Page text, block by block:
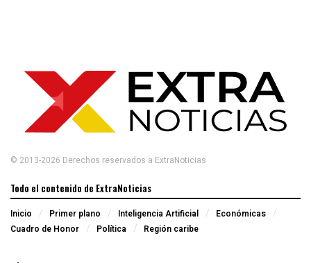
© 2013-2026 Derechos reservados a ExtraNoticias
Todo el contenido de ExtraNoticias
Inicio Primer plano Inteligencia Artificial
Económicas
Cuadro de Honor
Política Región caribe